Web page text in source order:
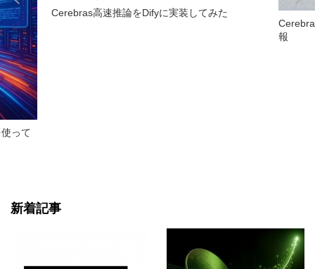
って
Cerebras高速推論をDifyに実装してみた
報
新着記事